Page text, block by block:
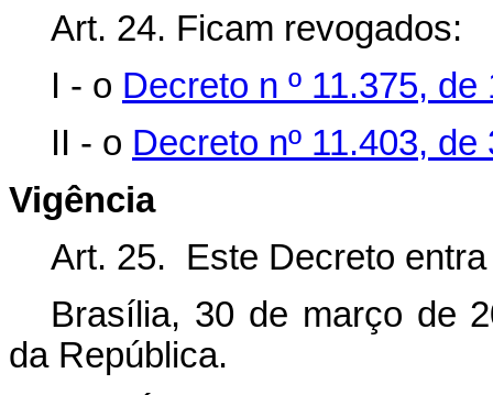
Art. 24. Ficam revogados:
I - o Decreto n º 11.375,
II - o Decreto nº 11.403,
Vigência
Art. 25. Este Decreto
Brasília, 30 de março de
da República.